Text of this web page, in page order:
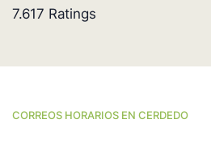
7.617 Ratings
CORREOS HORARIOS EN CERDEDO